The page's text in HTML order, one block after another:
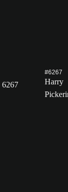
6267
#6267
Harry